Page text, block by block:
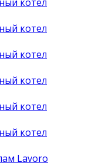
котел
котел
котел
котел
котел
Lavoro